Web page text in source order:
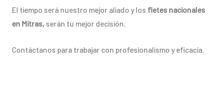
El tiempo será nuestro mejor aliado y los fletes nacionales
en Mitras, serán tu mejor decisión.
Contáctanos para trabajar con profesionalismo y eficacia.